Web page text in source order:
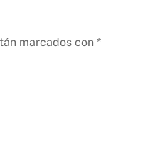
marcados con *